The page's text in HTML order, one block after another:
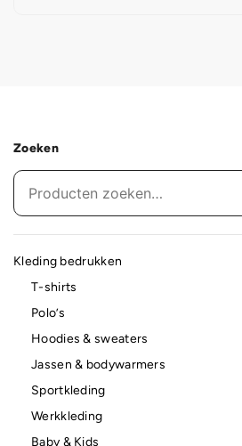
Zoeken
Kleding bedrukken
T-shirts
Polo’s
Hoodies & sweaters
Jassen & bodywarmers
Sportkleding
Werkkleding
Baby & Kids